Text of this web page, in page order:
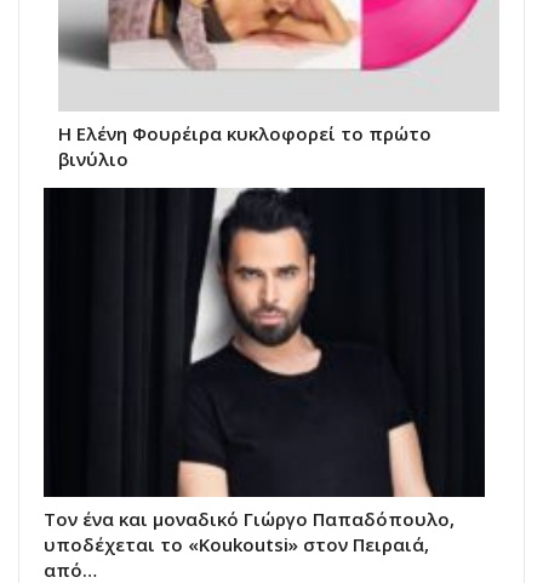
Η Ελένη Φουρέιρα κυκλοφορεί το πρώτο
βινύλιο
Τον ένα και μοναδικό Γιώργο Παπαδόπουλο,
υποδέχεται το «Koukoutsi» στον Πειραιά,
από…